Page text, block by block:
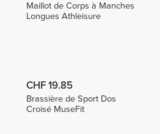
Maillot de Corps à Manches
Longues Athleisure
CHF 19.85
Brassière de Sport Dos
Croisé MuseFit